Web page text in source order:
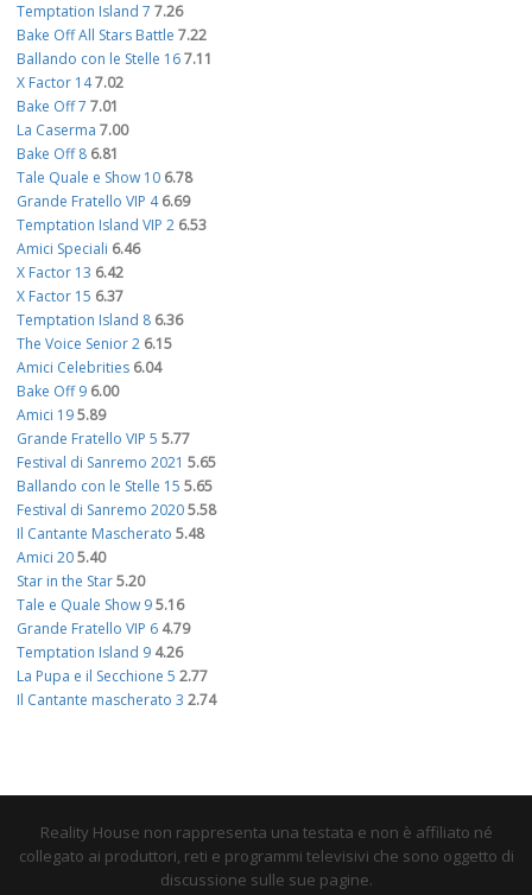
Temptation Island 7 7.26
Bake Off All Stars Battle 7.22
Ballando con le Stelle 167.11
X Factor 147.02
Bake Off 7 7.01
La Caserma 7.00
Bake Off 8 6.81
Tale Quale e Show 10 6.78
Grande Fratello VIP 4 6.69
Temptation Island VIP 2 6.53
Amici Speciali 6.46
X Factor 13 6.42
X Factor 15 6.37
Temptation Island 8 6.36
The Voice Senior 2 6.15
Amici Celebrities 6.04
Bake Off 9 6.00
Amici 195.89
Grande Fratello VIP 5 5.77
Festival di Sanremo 2021 5.65
Ballando con le Stelle 15 5.65
Festival di Sanremo 20205.58
Il Cantante Mascherato 5.48
Amici 205.40
Star in the Star5.20
Tale e Quale Show 95.16
Grande Fratello VIP 6 4.79
Temptation Island 9 4.26
La Pupa e il Secchione 5 2.77
Il Cantante mascherato 3 2.74
Reality House non rappresenta una testata e non è affiliato né
collegato ai produttori, reti e programmi televisivi che sono oggetto di
discussione sulle sue pagine.